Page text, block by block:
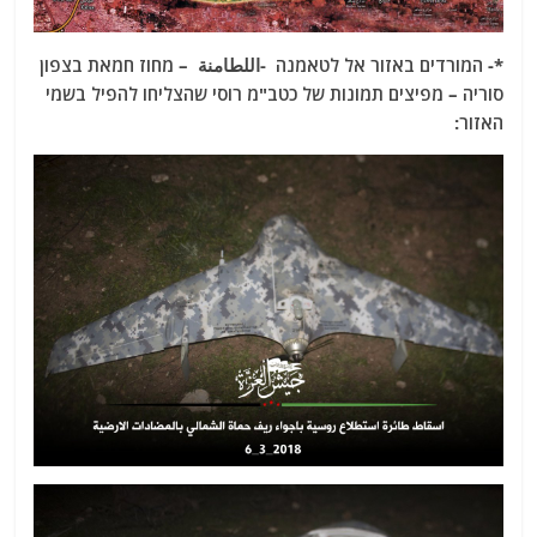
*- המורדים באזור אל לטאמנה -اللطامنة – מחוז חמאת בצפון
סוריה – מפיצים תמונות של כטב"מ רוסי שהצליחו להפיל בשמי
האזור: